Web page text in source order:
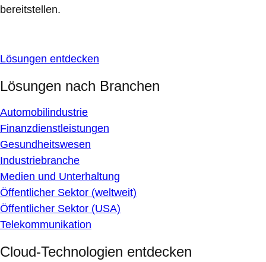
bereitstellen.
Lösungen entdecken
Lösungen nach Branchen
Automobilindustrie
Finanzdienstleistungen
Gesundheitswesen
Industriebranche
Medien und Unterhaltung
Öffentlicher Sektor (weltweit)
Öffentlicher Sektor (USA)
Telekommunikation
Cloud-Technologien entdecken